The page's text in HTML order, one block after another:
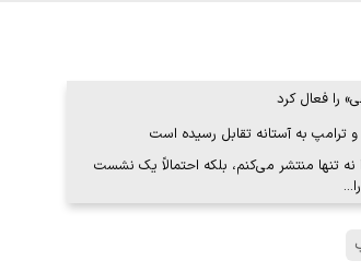
را فعال کرد
و ترامپ به آستانه تقابل رسیده است
نه تنها منتشر می‌کنم، بلکه احتمالاً یک نشست